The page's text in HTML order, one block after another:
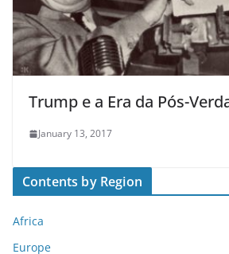
Trump e a Era da Pós-
January 13, 2017
Contents by Region
Africa
Europe